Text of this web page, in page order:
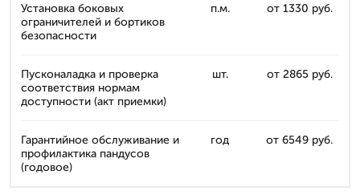
Установка боковых
ограничителей и бортиков
безопасности
п.м. от 1330 руб.
Пусконаладка и проверка
соответствия нормам
доступности (акт приемки)
шт. от 2865 руб.
Гарантийное обслуживание и
профилактика пандусов
(годовое)
год от 6549 руб.